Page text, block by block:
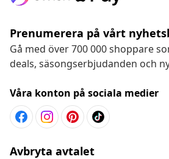
Prenumerera på vårt
Gå med över 700 000 shoppare
deals, säsongserbjudanden och
Våra konton på sociala medier
Avbryta avtalet